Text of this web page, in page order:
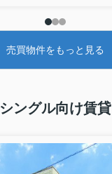
売買物件をもっと見る
シングル向け賃貸